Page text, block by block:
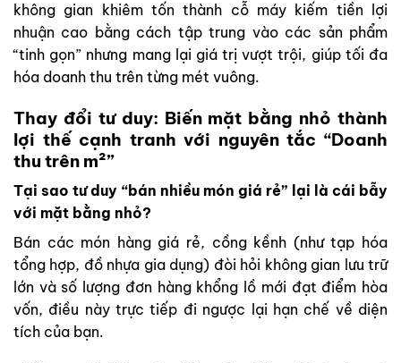
không gian khiêm tốn thành cỗ máy kiếm tiền lợi
nhuận cao bằng cách tập trung vào các sản phẩm
“tinh gọn” nhưng mang lại giá trị vượt trội, giúp tối đa
hóa doanh thu trên từng mét vuông.
Thay đổi tư duy: Biến mặt bằng nhỏ thành
lợi thế cạnh tranh với nguyên tắc “Doanh
thu trên m²”
Tại sao tư duy “bán nhiều món giá rẻ” lại là cái bẫy
với mặt bằng nhỏ?
Bán các món hàng giá rẻ, cồng kềnh (như tạp hóa
tổng hợp, đồ nhựa gia dụng) đòi hỏi không gian lưu trữ
lớn và số lượng đơn hàng khổng lồ mới đạt điểm hòa
vốn, điều này trực tiếp đi ngược lại hạn chế về diện
tích của bạn.